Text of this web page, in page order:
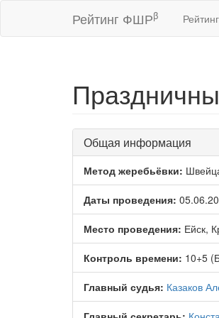
Рейтинг ФШРβ Рейтинг
Общая информация
Метод жеребьёвки:
Даты проведения:
Место проведения: Ейск,
Контроль времени: 10+5
Главный судья: Казаков